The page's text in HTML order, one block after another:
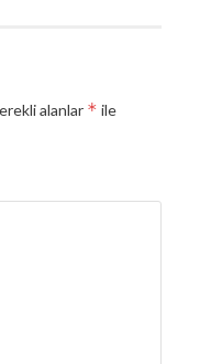
alanlar * ile